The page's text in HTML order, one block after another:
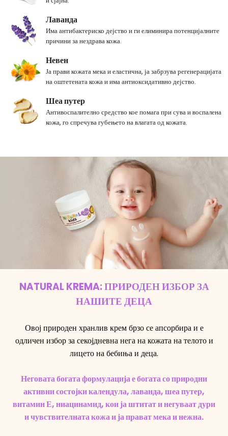
Лаванда
Има антибактериско дејство и ги елиминира потенцијалните
причини за нездрава кожа.
Невен
Ја прави кожата мека и еластична, ја забрзува регенерацијата
на оштетената кожа и има антиоксидативно дејство.
Шеа путер
Антивоспалително средство кое помага при сува и воспалена
кожа, го спречува губењето на влагата од кожата.
NATURAL KREMA: ПРИРОДЕН ИЗБОР ЗА
НАШИТЕ ДЕЦА
Овој природен хранлив крем брзо се апсорбира и е
одличен избор за секојдневна нега на кожата на телото и
лицето на бебиња и деца.
Неговата богата формулација е богата со природни
активни состојки календула, лаванда, шеа путер,
витамин Е, ниацинамид, кои ја штитат и негуваат дури
и чувствителната кожа и ја прават мека и нежна.